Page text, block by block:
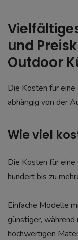
und
Outdoor
Die Kosten für
abhängig von der
Wie viel
Die Kosten für
hundert bis zu
Einfache Modelle
günstiger,
hochwertigen